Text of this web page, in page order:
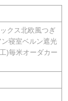
クス北欧風つぎ
寝室ベルン遮光
)毎米オーダカー